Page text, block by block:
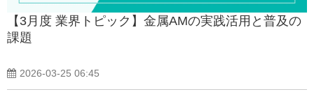
【3月度 業界トピック】金属AMの実践活用と普及の
課題
2026-03-25 06:45